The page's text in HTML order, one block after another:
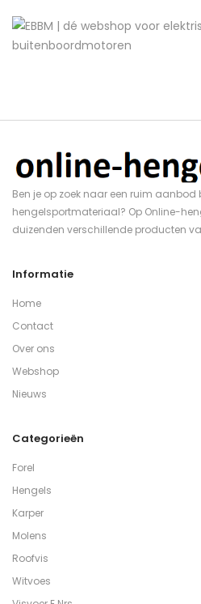
Ben je op zoek naar een ruim
hengelsportmateriaal? Op Online-
duizenden verschillende producten
Informatie
Home
Contact
Over ons
Webshop
Nieuws
Categorieën
Forel
Hengels
Karper
Molens
Roofvis
Witvoes